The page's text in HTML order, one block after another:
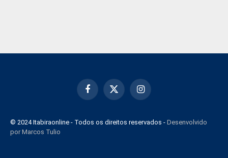
Facebook
X
Instagram
© 2024 Itabiraonline - Todos os direitos reservados - Desenvolvido
por Marcos Tulio